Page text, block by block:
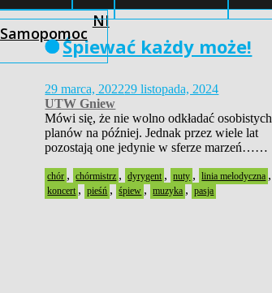
NI
Samopomoc
Śpiewać każdy może!
29 marca, 202229 listopada, 2024
UTW Gniew
Mówi się, że nie wolno odkładać osobistych
planów na później. Jednak przez wiele lat
pozostają one jedynie w sferze marzeń……
chór , chórmistrz , dyrygent , nuty , linia melodyczna ,
koncert , pieśń , śpiew , muzyka , pasja